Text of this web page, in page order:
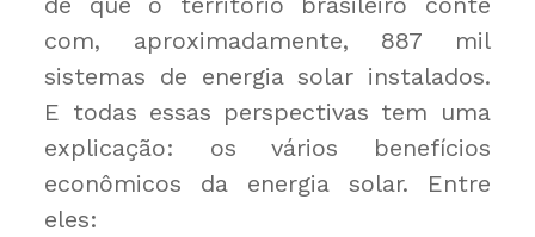
com, aproximadamente, 887 mil
sistemas de energia solar instalados.
E todas essas perspectivas tem uma
explicação: os vários benefícios
econômicos da energia solar. Entre
eles: